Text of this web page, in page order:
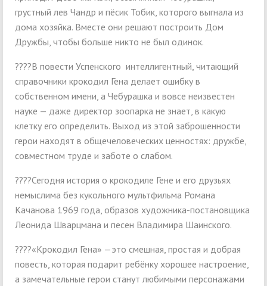
грустный лев Чандр и пёсик Тобик, которого выгнала из
дома хозяйка. Вместе они решают построить Дом
Дружбы, чтобы больше никто не был одинок.
????В повести Успенского интеллигентный, читающий
справочники крокодил Гена делает ошибку в
собственном имени, а Чебурашка и вовсе неизвестен
науке — даже директор зоопарка не знает, в какую
клетку его определить. Выход из этой заброшенности
герои находят в общечеловеческих ценностях: дружбе,
совместном труде и заботе о слабом.
????Сегодня история о крокодиле Гене и его друзьях
немыслима без кукольного мультфильма Романа
Качанова 1969 года, образов художника-постановщика
Леонида Шварцмана и песен Владимира Шаинского.
????«Крокодил Гена» —это смешная, простая и добрая
повесть, которая подарит ребёнку хорошее настроение,
а замечательные герои станут любимыми персонажами